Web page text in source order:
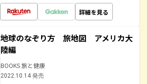
詳細を見る
地球のなぞり方 旅地図 アメリカ大
陸編
BOOKS 旅と健康
2022.10.14 発売